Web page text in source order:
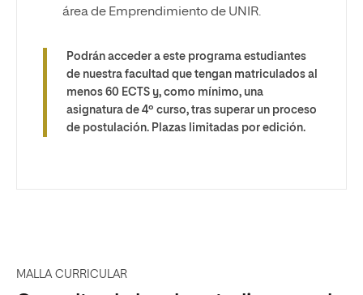
área de Emprendimiento de UNIR.
Podrán acceder a este programa estudiantes
de nuestra facultad que tengan matriculados al
menos 60 ECTS y, como mínimo, una
asignatura de 4º curso, tras superar un proceso
de postulación. Plazas limitadas por edición.
MALLA CURRICULAR